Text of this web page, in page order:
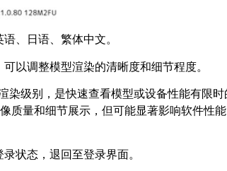
、日语、繁体中文。
以调整模型渲染的清晰度和细节程度。
染级别，是快速查看模型或设备性能有限时
质量和细节展示，但可能显著影响软件性能
状态，退回至登录界面。